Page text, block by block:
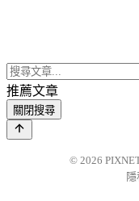
推薦文章
關閉搜尋
© 2026